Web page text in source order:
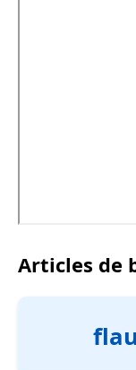
Articles de